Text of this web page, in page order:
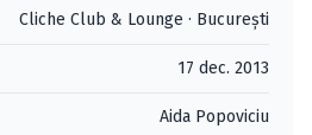
Cliche Club & Lounge · Bucureşti
17 dec. 2013
Aida Popoviciu